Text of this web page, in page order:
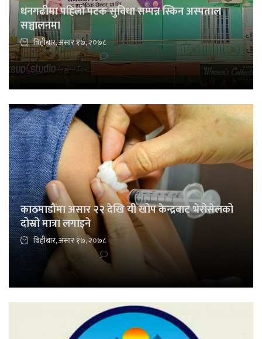
धनगढीमा पहिलो पटक सुविधा सम्पन्न स्किन अस्पताल
सञ्चालनमा
बिहीबार, असार १७, २०७८
काठमाडौंमा असार २२ देखि यी खोप केन्द्रबाट भेरोसेलको
दोस्रो मात्रा लगाइने
बिहीबार, असार १७, २०७८